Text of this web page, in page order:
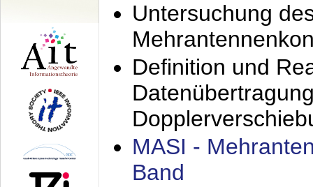
Untersuchung
Definition und
MASI -
Band